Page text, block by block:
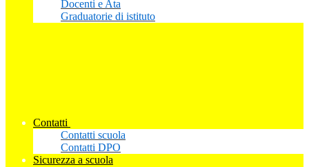
Docenti e Ata
Graduatorie di istituto
Contatti
Contatti scuola
Contatti DPO
Sicurezza a scuola